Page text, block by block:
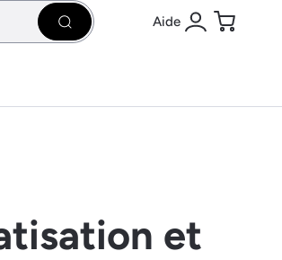
Rechercher Aide
Se connecter
Panier
et